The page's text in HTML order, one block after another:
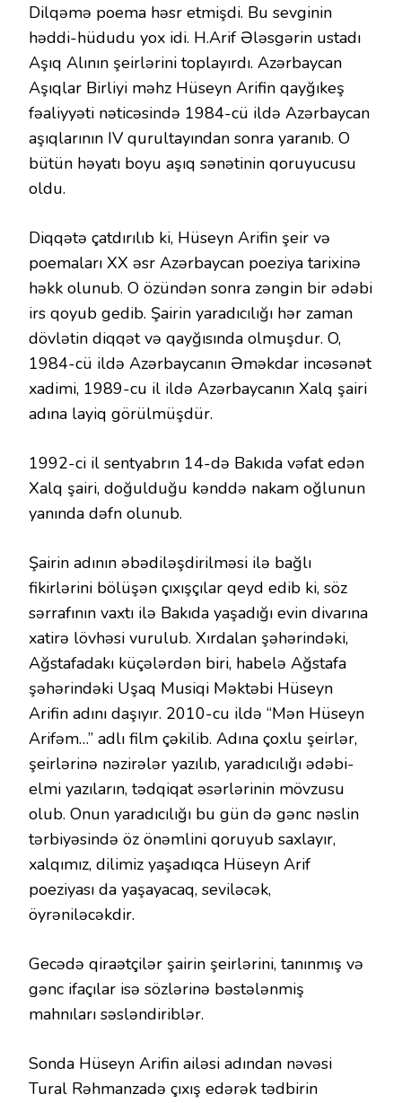
Dilqəmə poema həsr etmişdi. Bu sevginin
həddi-hüdudu yox idi. H.Arif Ələsgərin ustadı
Aşıq Alının şeirlərini toplayırdı. Azərbaycan
Aşıqlar Birliyi məhz Hüseyn Arifin qayğıkeş
fəaliyyəti nəticəsində 1984-cü ildə Azərbaycan
aşıqlarının IV qurultayından sonra yaranıb. O
bütün həyatı boyu aşıq sənətinin qoruyucusu
oldu.
Diqqətə çatdırılıb ki, Hüseyn Arifin şeir və
poemaları XX əsr Azərbaycan poeziya tarixinə
həkk olunub. O özündən sonra zəngin bir ədəbi
irs qoyub gedib. Şairin yaradıcılığı hər zaman
dövlətin diqqət və qayğısında olmuşdur. O,
1984-cü ildə Azərbaycanın Əməkdar incəsənət
xadimi, 1989-cu il ildə Azərbaycanın Xalq şairi
adına layiq görülmüşdür.
1992-ci il sentyabrın 14-də Bakıda vəfat edən
Xalq şairi, doğulduğu kənddə nakam oğlunun
yanında dəfn olunub.
Şairin adının əbədiləşdirilməsi ilə bağlı
fikirlərini bölüşən çıxışçılar qeyd edib ki, söz
sərrafının vaxtı ilə Bakıda yaşadığı evin divarına
xatirə lövhəsi vurulub. Xırdalan şəhərindəki,
Ağstafadakı küçələrdən biri, habelə Ağstafa
şəhərindəki Uşaq Musiqi Məktəbi Hüseyn
Arifin adını daşıyır. 2010-cu ildə “Mən Hüseyn
Arifəm…” adlı film çəkilib. Adına çoxlu şeirlər,
şeirlərinə nəzirələr yazılıb, yaradıcılığı ədəbi-
elmi yazıların, tədqiqat əsərlərinin mövzusu
olub. Onun yaradıcılığı bu gün də gənc nəslin
tərbiyəsində öz önəmlini qoruyub saxlayır,
xalqımız, dilimiz yaşadıqca Hüseyn Arif
poeziyası da yaşayacaq, seviləcək,
öyrəniləcəkdir.
Gecədə qiraətçilər şairin şeirlərini, tanınmış və
gənc ifaçılar isə sözlərinə bəstələnmiş
mahnıları səsləndiriblər.
Sonda Hüseyn Arifin ailəsi adından nəvəsi
Tural Rəhmanzadə çıxış edərək tədbirin